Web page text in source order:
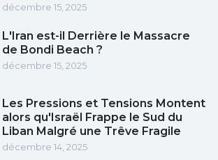
décembre 15, 2025
L'Iran est-il Derrière le Massacre
de Bondi Beach ?
décembre 15, 2025
Les Pressions et Tensions Montent
alors qu'Israël Frappe le Sud du
Liban Malgré une Trêve Fragile
décembre 14, 2025